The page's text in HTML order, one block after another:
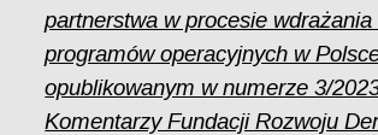
partnerstwa w procesie
programów operacyjnych w
opublikowanym w numerze 3/
Komentarzy Fundacji Rozwoju